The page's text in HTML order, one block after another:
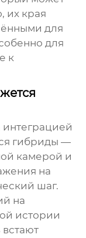
их края
для
для
к
интеграцией
гибриды —
камерой и
на
шаг.
на
истории